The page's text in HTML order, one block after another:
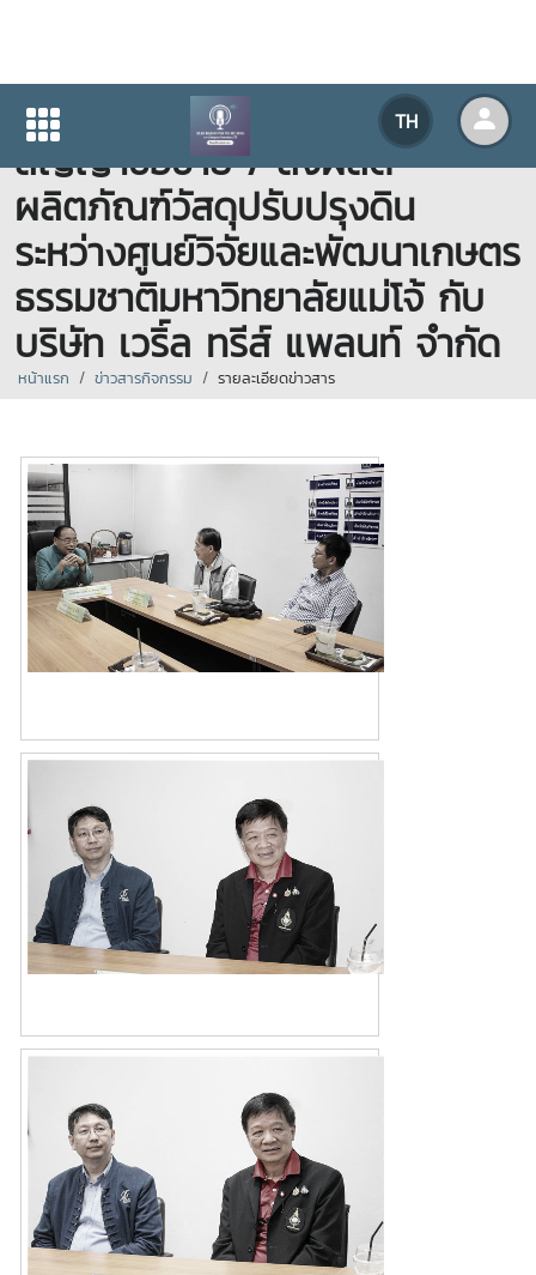
TH
(20.09.2567) พิธีลงนามใน
สัญญาซื้อขาย / สั่งผลิต
ผลิตภัณฑ์วัสดุปรับปรุงดิน
ระหว่างศูนย์วิจัยและพัฒนาเกษตร
ธรรมชาติมหาวิทยาลัยแม่โจ้ กับ
บริษัท เวริ์ล ทรีส์ แพลนท์ จำกัด
หน้าแรก ข่าวสารกิจกรรม รายละเอียดข่าวสาร